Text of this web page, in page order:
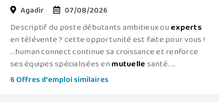
Agadir 07/08/2026
Descriptif du poste débutants ambitieux ouexperts
en télévente ? cette opportunité est faite pour vous !
...human connect continue sa croissance et renforce
ses équipes spécialisées enmutuellesanté. ...
6 Offres d'emploi similaires